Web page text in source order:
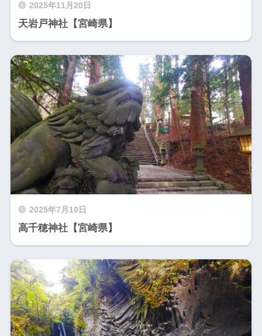
2025年11月20日
天岩戸神社【宮崎県】
2025年7月10日
高千穂神社【宮崎県】